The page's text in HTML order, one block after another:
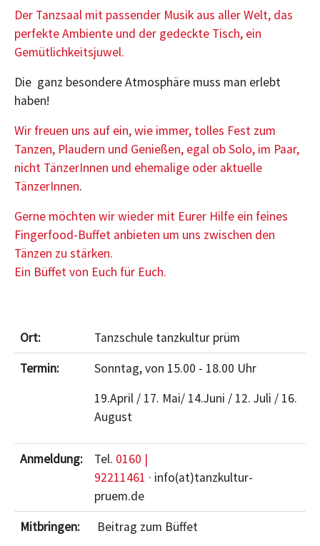
Der Tanzsaal mit passender Musik aus aller Welt, das
perfekte Ambiente und der gedeckte Tisch, ein
Gemütlichkeitsjuwel.
Die ganz besondere Atmosphäre muss man erlebt
haben!
Wir freuen uns auf ein, wie immer, tolles Fest zum
Tanzen, Plaudern und Genießen, egal ob Solo, im Paar,
nicht TänzerInnen und ehemalige oder aktuelle
TänzerInnen.
Gerne möchten wir wieder mit Eurer Hilfe ein feines
Fingerfood-Buffet anbieten um uns zwischen den
Tänzen zu stärken.
Ein Büffet von Euch für Euch.
Ort:
Tanzschule tanzkultur prüm
Termin:
Sonntag, von 15.00 - 18.00 Uhr
19.April / 17. Mai/ 14.Juni / 12. Juli / 16.
August
Anmeldung: Tel. 0160 |
92211461 · info(at)tanzkultur-
pruem.de
Mitbringen:
Beitrag zum Büffet